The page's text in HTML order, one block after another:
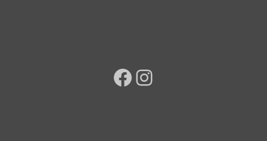
Facebook Instagram